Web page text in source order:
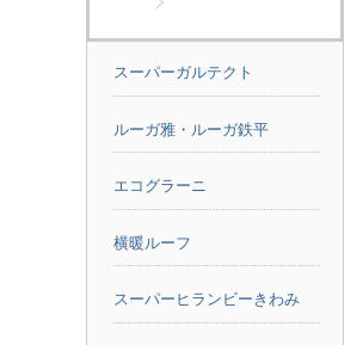
スーパーガルテクト
ルーガ雅・ルーガ鉄平
エコグラーニ
横暖ルーフ
スーパーヒランビーきわみ